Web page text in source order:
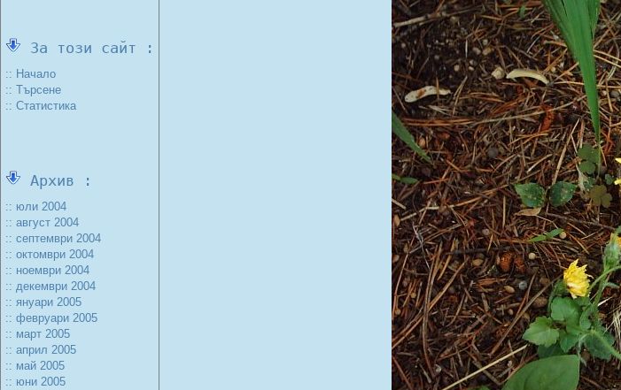
За този сайт :
:: Начало
:: Търсене
:: Статистика
Архив :
:: юли 2004
:: август 2004
:: септември 2004
:: октомври 2004
:: ноември 2004
:: декември 2004
:: януари 2005
:: февруари 2005
:: март 2005
:: април 2005
:: май 2005
:: юни 2005